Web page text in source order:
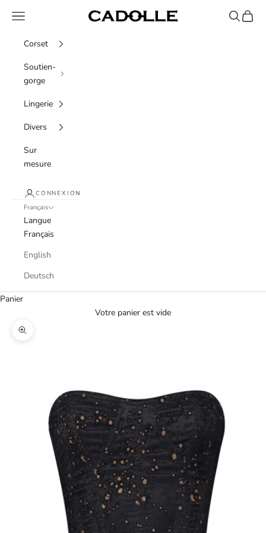
Cadolle
Menu Recherche
Panier
Corset
Soutien-
gorge
Lingerie
Divers
Sur
mesure
CONNEXION
Français
Langue
Français
English
Deutsch
Panier
Votre panier est vide
Zoomer sur l'image